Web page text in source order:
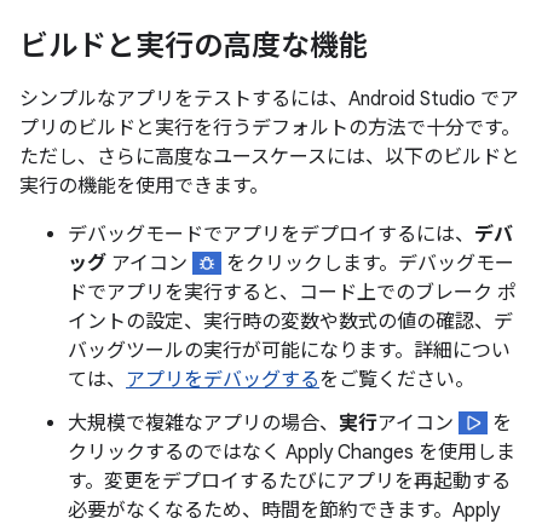
ビルドと実行の高度な機能
シンプルなアプリをテストするには、Android Studio でア
プリのビルドと実行を行うデフォルトの方法で十分です。
ただし、さらに高度なユースケースには、以下のビルドと
実行の機能を使用できます。
デバッグモードでアプリをデプロイするには、 デバ
ッグ アイコン
をクリックします。デバッグモー
ドでアプリを実行すると、コード上でのブレーク ポ
イントの設定、実行時の変数や数式の値の確認、デ
バッグツールの実行が可能になります。詳細につい
ては、 アプリをデバッグするをご覧ください。
大規模で複雑なアプリの場合、 実行アイコン
を
クリックするのではなく Apply Changes を使用しま
す。変更をデプロイするたびにアプリを再起動する
必要がなくなるため、時間を節約できます。Apply